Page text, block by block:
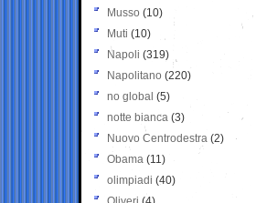
Musso (10)
Muti (10)
Napoli (319)
Napolitano (220)
no global (5)
notte bianca (3)
Nuovo Centrodestra (2)
Obama (11)
olimpiadi (40)